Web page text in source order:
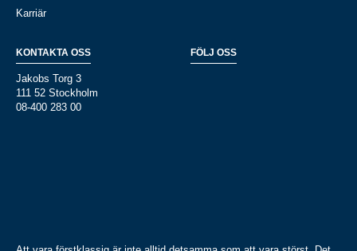
Karriär
KONTAKTA OSS
Jakobs Torg 3
111 52 Stockholm
08-400 283 00
FÖLJ OSS